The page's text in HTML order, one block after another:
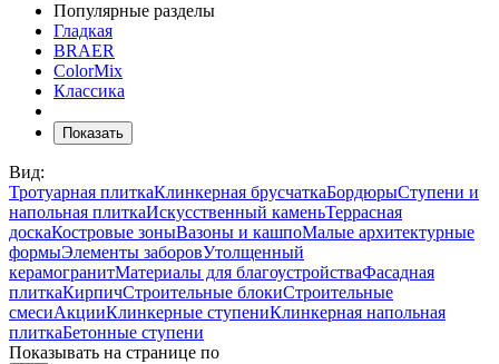
Популярные разделы
Гладкая
BRAER
ColorMix
Классика
Показать
Вид:
Тротуарная плиткаКлинкерная брусчаткаБордюрыСтупени и
напольная плиткаИскусственный каменьТеррасная
доскаКостровые зоныВазоны и кашпоМалые архитектурные
формыЭлементы заборовУтолщенный
керамогранитМатериалы для благоустройстваФасадная
плиткаКирпичСтроительные блокиСтроительные
смесиАкцииКлинкерные ступениКлинкерная напольная
плиткаБетонные ступени
Показывать на странице по